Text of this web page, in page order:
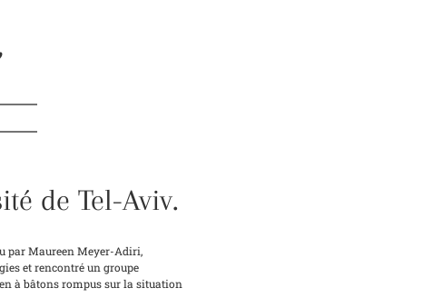
de Tel-Aviv.
par Maureen Meyer-Adiri,
et rencontré un groupe
à bâtons rompus sur la situation